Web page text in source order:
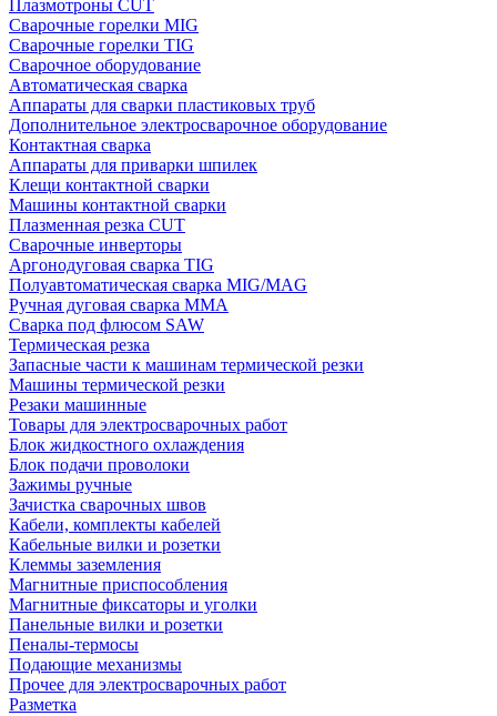
Плазмотроны CUT
Сварочные горелки MIG
Сварочные горелки TIG
Сварочное оборудование
Автоматическая сварка
Аппараты для сварки пластиковых труб
Дополнительное электросварочное оборудование
Контактная сварка
Аппараты для приварки шпилек
Клещи контактной сварки
Машины контактной сварки
Плазменная резка CUT
Сварочные инверторы
Аргонодуговая сварка TIG
Полуавтоматическая сварка MIG/MAG
Ручная дуговая сварка MMA
Сварка под флюсом SAW
Термическая резка
Запасные части к машинам термической резки
Машины термической резки
Резаки машинные
Товары для электросварочных работ
Блок жидкостного охлаждения
Блок подачи проволоки
Зажимы ручные
Зачистка сварочных швов
Кабели, комплекты кабелей
Кабельные вилки и розетки
Клеммы заземления
Магнитные приспособления
Магнитные фиксаторы и уголки
Панельные вилки и розетки
Пеналы-термосы
Подающие механизмы
Прочее для электросварочных работ
Разметка